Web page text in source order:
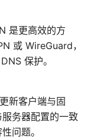
是更高效的方
或 WireGuard，
保护。
新客户端与固
务器配置的一致
问题。